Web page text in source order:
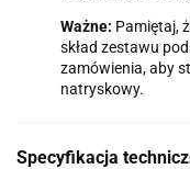
Ważne: Pamiętaj,
skład zestawu
zamówienia, aby
natryskowy.
Specyfikacja